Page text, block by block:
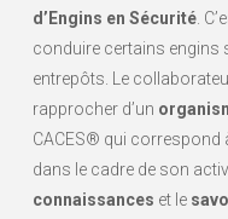
d’Engins en Sécurité.
conduire certains engins
entrepôts. Le
rapprocher d’un
CACES® qui correspond
dans le cadre de son
connaissances et le